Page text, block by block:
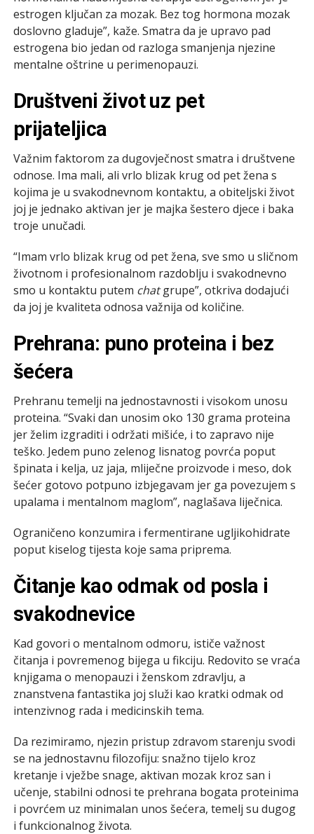
estrogen ključan za mozak. Bez tog hormona mozak
doslovno gladuje”, kaže. Smatra da je upravo pad
estrogena bio jedan od razloga smanjenja njezine
mentalne oštrine u perimenopauzi.
Društveni život uz pet
prijateljica
Važnim faktorom za dugovječnost smatra i društvene
odnose. Ima mali, ali vrlo blizak krug od pet žena s
kojima je u svakodnevnom kontaktu, a obiteljski život
joj je jednako aktivan jer je majka šestero djece i baka
troje unučadi.
“Imam vrlo blizak krug od pet žena, sve smo u sličnom
životnom i profesionalnom razdoblju i svakodnevno
smo u kontaktu putem chatgrupe”, otkriva dodajući
da joj je kvaliteta odnosa važnija od količine.
Prehrana: puno proteina i bez
šećera
Prehranu temelji na jednostavnosti i visokom unosu
proteina. “Svaki dan unosim oko 130 grama proteina
jer želim izgraditi i održati mišiće, i to zapravo nije
teško. Jedem puno zelenog lisnatog povrća poput
špinata i kelja, uz jaja, mliječne proizvode i meso, dok
šećer gotovo potpuno izbjegavam jer ga povezujem s
upalama i mentalnom maglom”, naglašava liječnica.
Ograničeno konzumira i fermentirane ugljikohidrate
poput kiselog tijesta koje sama priprema.
Čitanje kao odmak od posla i
svakodnevice
Kad govori o mentalnom odmoru, ističe važnost
čitanja i povremenog bijega u fikciju. Redovito se vraća
knjigama o menopauzi i ženskom zdravlju, a
znanstvena fantastika joj služi kao kratki odmak od
intenzivnog rada i medicinskih tema.
Da rezimiramo, njezin pristup zdravom starenju svodi
se na jednostavnu filozofiju: snažno tijelo kroz
kretanje i vježbe snage, aktivan mozak kroz san i
učenje, stabilni odnosi te prehrana bogata proteinima
i povrćem uz minimalan unos šećera, temelj su dugog
i funkcionalnog života.